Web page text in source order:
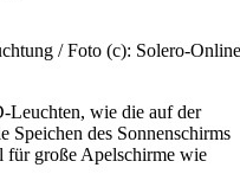
/ Foto (c): Solero-
Leuchten, wie die auf der
Speichen des Sonnenschirms
für große Apelschirme wie